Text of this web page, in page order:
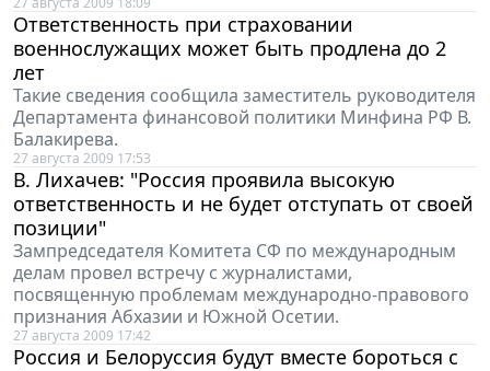
Ответственность при страховании
военнослужащих может быть продлена до 2
лет
Такие сведения сообщила заместитель руководителя
Департамента финансовой политики Минфина РФ В.
Балакирева.
27 августа 2009 17:53
В. Лихачев: "Россия проявила высокую
ответственность и не будет отступать от своей
позиции"
Зампредседателя Комитета СФ по международным
делам провел встречу с журналистами,
посвященную проблемам международно-правового
признания Абхазии и Южной Осетии.
27 августа 2009 17:42
Россия и Белоруссия будут вместе бороться с